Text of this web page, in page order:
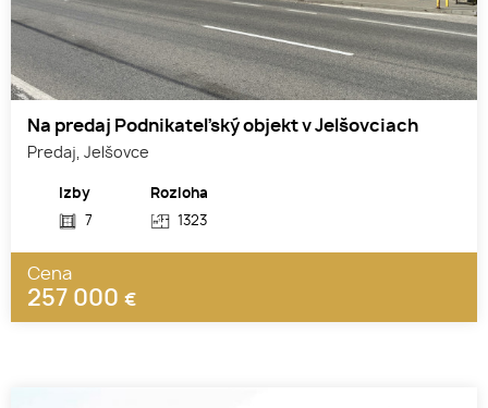
Na predaj Podnikateľský objekt v Jelšovciach
Predaj, Jelšovce
Izby
7
Rozloha
1323
Cena
257 000 €